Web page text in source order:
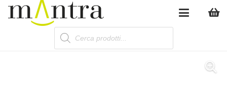
Products
search